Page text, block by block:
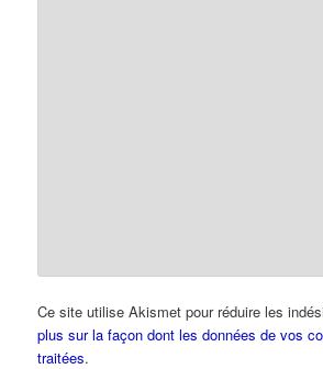
Ce site utilise Akismet pour réduire les
plus sur la façon dont les données de vos
traitées.